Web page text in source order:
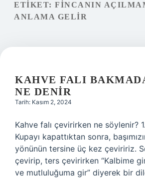
Hakkımızda
ETIKET: FINCANIN
ANLAMA GELIR
KAHVE FALI
NE DENIR
Tarih: Kasım 2, 2024
Kahve falı çevirirken ne söylenir?
Kupayı kapattıktan sonra,
yönünün tersine üç kez çeviririz.
çevirip, ters çevirirken “Kalbime
ve mutluluğuma gir” diyerek bir